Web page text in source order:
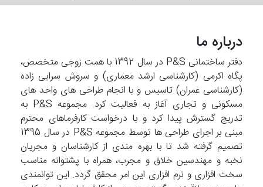
درباره ما
دفتر ساختمانی P&S در سال 1392 با همت زوجی متخصص،
پگاه اکرمی (کارشناسی ارشد معماری) و سروش سرایی زاده
(کارشناسی عمران) تاسیس و با انجام طراحی های واحد های
مسکونی و تجاری آغاز به فعالیت کرد. مجموعه P&S به
تدریج گسترش پیدا کرد و با درخواست کارفرماهای محترم
مبنی بر اجرای طراحی ها توسط مجموعه P&S در سال 1395
تصمیم گرفته شد تا با بهره مندی از کارشناسان و مجریان
نخبه و مهندسین خلاق و مجرب، همراه با پشتوانه مناسب
سخت افزاری و نرم افزاری این امر محقق گردد. این توانمندی